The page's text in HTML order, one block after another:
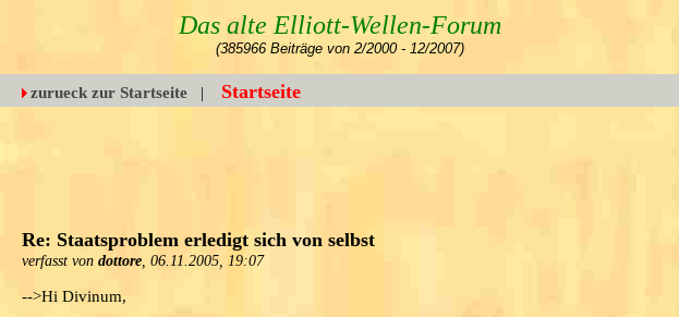
Das alte Elliott-Wellen-Forum
(385966 Beiträge von 2/2000 - 12/2007)
zurueck zur Startseite | Startseite
Re: Staatsproblem erledigt sich von selbst
verfasst von dottore, 06.11.2005, 19:07
-->Hi Divinum,